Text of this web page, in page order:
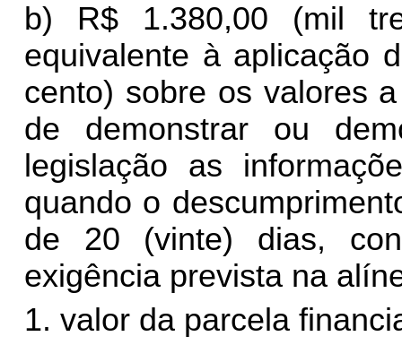
b) R$ 1.380,00 (mil
equivalente à aplicação
cento) sobre os valores
de demonstrar ou
legislação as
quando o
de 20 (vinte) dias,
exigência prevista na
1. valor da parcela